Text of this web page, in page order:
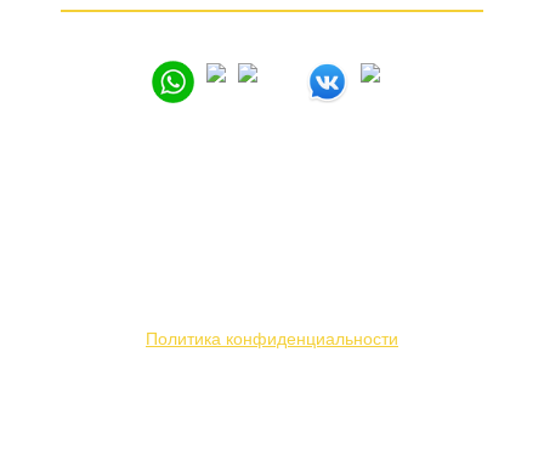
Политика конфиденциальности